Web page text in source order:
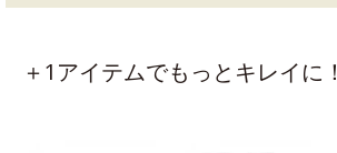
＋1アイテムでもっとキレイに！